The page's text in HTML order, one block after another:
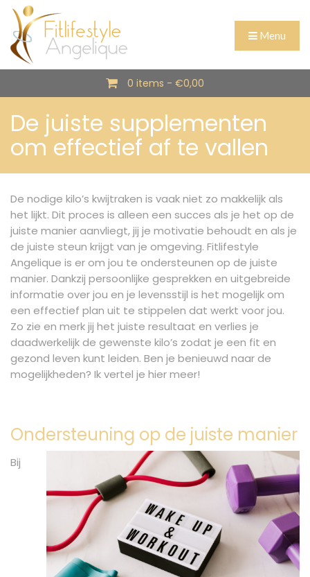
Menu
0 items - €0,00
De juiste supplementen
om effectief af te vallen
De nodige kilo’s kwijtraken is vaak niet zo makkelijk als
het lijkt. Dit proces is alleen een succes als je het op de
juiste manier aanvliegt, jij je motivatie behoudt en als je
de juiste steun krijgt van je omgeving. Fitlifestyle
Angelique is er om jou te ondersteunen op de juiste
manier. Dankzij persoonlijke gesprekken en uitgebreide
informatie over jou en je levensstijl is het mogelijk om
een effectief plan uit te stippelen dat werkt voor jou.
Zo zie en merk jij het juiste resultaat en verlies je
daadwerkelijk de gewenste kilo’s zodat je een fit en
gezond leven kunt leiden. Ben je benieuwd naar de
mogelijkheden? Ik vertel je hier meer!
Ondersteuning op de juiste manier
Bij